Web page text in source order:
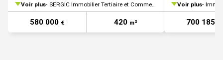
Voir plus SERGIC Immobilier Tertiaire et Commercial Paris
580 000 € 420 m²
Voir plus
700 185